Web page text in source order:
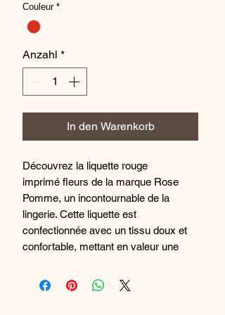
Couleur *
Anzahl *
In den Warenkorb
Découvrez la liquette rouge
imprimé fleurs de la marque Rose
Pomme, un incontournable de la
lingerie. Cette liquette est
confectionnée avec un tissu doux et
confortable, mettant en valeur une
Elle est dotée d'une coupe flatteuse
pour un look élégant et sexy. Faites-